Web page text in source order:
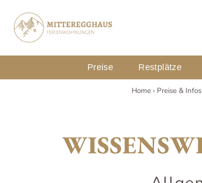
Preise Restplätze
Home Preise & Infos